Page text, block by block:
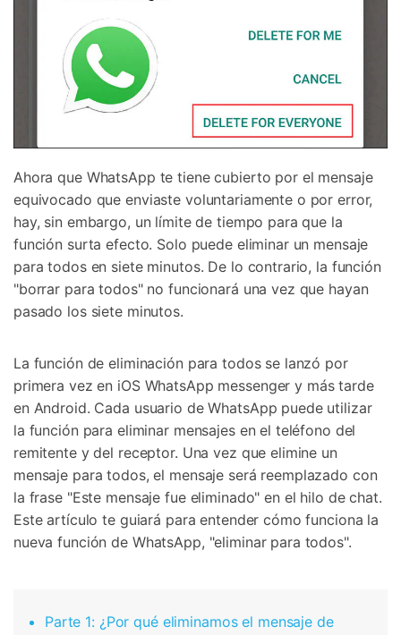
Ahora que WhatsApp te tiene cubierto por el mensaje
equivocado que enviaste voluntariamente o por error,
hay, sin embargo, un límite de tiempo para que la
función surta efecto. Solo puede eliminar un mensaje
para todos en siete minutos. De lo contrario, la función
"borrar para todos" no funcionará una vez que hayan
pasado los siete minutos.
La función de eliminación para todos se lanzó por
primera vez en iOS WhatsApp messenger y más tarde
en Android. Cada usuario de WhatsApp puede utilizar
la función para eliminar mensajes en el teléfono del
remitente y del receptor. Una vez que elimine un
mensaje para todos, el mensaje será reemplazado con
la frase "Este mensaje fue eliminado" en el hilo de chat.
Este artículo te guiará para entender cómo funciona la
nueva función de WhatsApp, "eliminar para todos".
Parte 1: ¿Por qué eliminamos el mensaje de